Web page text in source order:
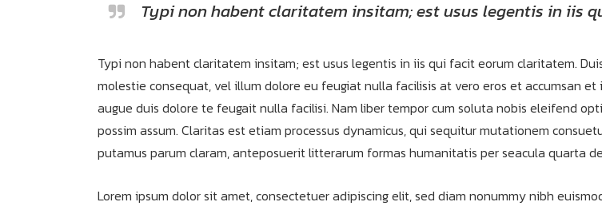
Typi non habent claritatem insitam; est usus legentis in iis
Typi non habent claritatem insitam; est usus legentis in iis qui facit eorum claritatem.
molestie consequat, vel illum dolore eu feugiat nulla facilisis at vero eros et accumsan
augue duis dolore te feugait nulla facilisi. Nam liber tempor cum soluta nobis eleifend
possim assum. Claritas est etiam processus dynamicus, qui sequitur mutationem
putamus parum claram, anteposuerit litterarum formas humanitatis per seacula quarta
Lorem ipsum dolor sit amet, consectetuer adipiscing elit, sed diam nonummy nibh